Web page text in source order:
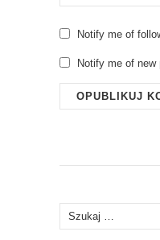
Notify me of
Notify me of new
Szukaj: